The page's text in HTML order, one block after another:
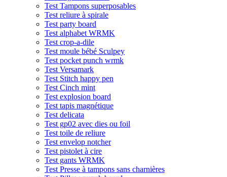
Test Tampons superposables
Test reliure à spirale
Test party board
Test alphabet WRMK
Test crop-a-dile
Test moule bébé Sculpey
Test pocket punch wrmk
Test Versamark
Test Stitch happy pen
Test Cinch mint
Test explosion board
Test tapis magnétique
Test delicata
Test gp02 avec dies ou foil
Test toile de reliure
Test envelop notcher
Test pistolet à cire
Test gants WRMK
Test Presse à tampons sans charnières